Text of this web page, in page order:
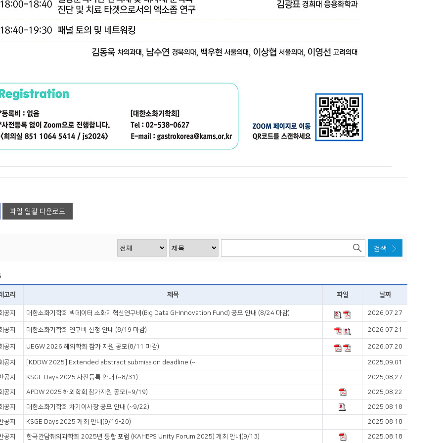
파일 일괄 다운로드
고리 제목 파일 날짜
공지 대한소화기학회 빅데이터 소화기혁신연구비(Big Data GI-Innovation Fund) 공모 안내 (8/24 마감) 2026.07.27
공지 대한소화기학회 연구비 신청 안내 (8/19 마감) 2026.07.21
공지 UEGW 2026 해외학회 참가 지원 공모(8/11 마감) 2026.07.20
공지 [KDDW 2025] Extended abstract submission deadline (~9/12) 2025.09.01
공지 KSGE Days 2025 사전등록 안내 (~8/31) 2025.08.27
공지 APDW 2025 해외학회 참가지원 공모(~9/19) 2025.08.22
공지 대한소화기학회 차기이사장 공모 안내 (~9/22) 2025.08.18
공지 KSGE Days 2025 개최 안내(9/19-20) 2025.08.18
공지 한국간담췌외과학회 2025년 통합 포럼 (KAHBPS Unity Forum 2025) 개최 안내(9/13) 2025.08.18